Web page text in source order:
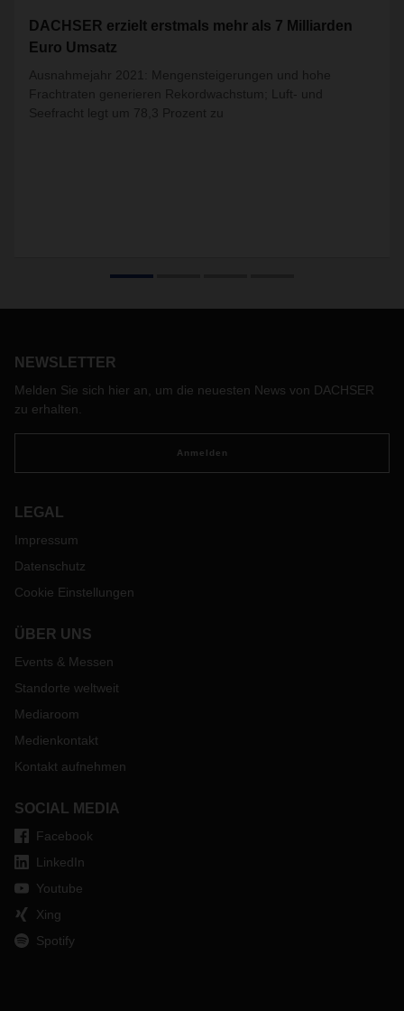
DACHSER erzielt erstmals mehr als 7 Milliarden
Euro Umsatz
Ausnahmejahr 2021: Mengensteigerungen und hohe
Frachtraten generieren Rekordwachstum; Luft- und
Seefracht legt um 78,3 Prozent zu
NEWSLETTER
Melden Sie sich hier an, um die neuesten News von DACHSER
zu erhalten.
Anmelden
LEGAL
Impressum
Datenschutz
Cookie Einstellungen
ÜBER UNS
Events & Messen
Standorte weltweit
Mediaroom
Medienkontakt
Kontakt aufnehmen
SOCIAL MEDIA
Facebook
LinkedIn
Youtube
Xing
Spotify